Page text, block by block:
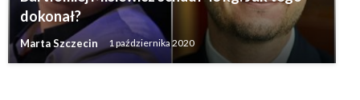
dokonał?
Marta Szczecin 1 października 2020